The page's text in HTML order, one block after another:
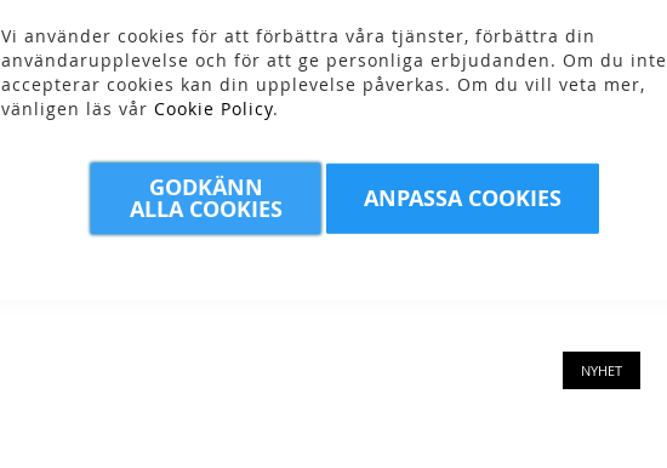
Vi använder cookies för att förbättra våra tjänster, förbättra din
användarupplevelse och för att ge personliga erbjudanden. Om du inte
accepterar cookies kan din upplevelse påverkas. Om du vill veta mer,
vänligen läs vår Cookie Policy.
GODKÄNN
ALLA COOKIES ANPASSA COOKIES
Fjällräven - Vardag
Lite Cap
Cap
NYHET